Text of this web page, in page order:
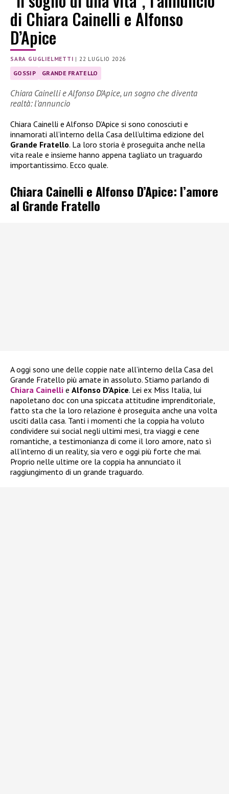
di Chiara Cainelli e Alfonso
D’Apice
SARA GUGLIELMETTI | 22 LUGLIO 2026
GOSSIP GRANDE FRATELLO
Chiara Cainelli e Alfonso D’Apice, un sogno che diventa
realtà: l’annuncio
Chiara Cainelli e Alfonso D’Apice si sono conosciuti e
innamorati all’interno della Casa dell’ultima edizione del
Grande Fratello. La loro storia è proseguita anche nella
vita reale e insieme hanno appena tagliato un traguardo
importantissimo. Ecco quale.
Chiara Cainelli e Alfonso D’Apice: l’amore
al Grande Fratello
A oggi sono une delle coppie nate all’interno della Casa del
Grande Fratello più amate in assoluto. Stiamo parlando di
Chiara Cainelli e Alfonso D’Apice. Lei ex Miss Italia, lui
napoletano doc con una spiccata attitudine imprenditoriale,
fatto sta che la loro relazione è proseguita anche una volta
usciti dalla casa. Tanti i momenti che la coppia ha voluto
condividere sui social negli ultimi mesi, tra viaggi e cene
romantiche, a testimonianza di come il loro amore, nato sì
all’interno di un reality, sia vero e oggi più forte che mai.
Proprio nelle ultime ore la coppia ha annunciato il
raggiungimento di un grande traguardo.